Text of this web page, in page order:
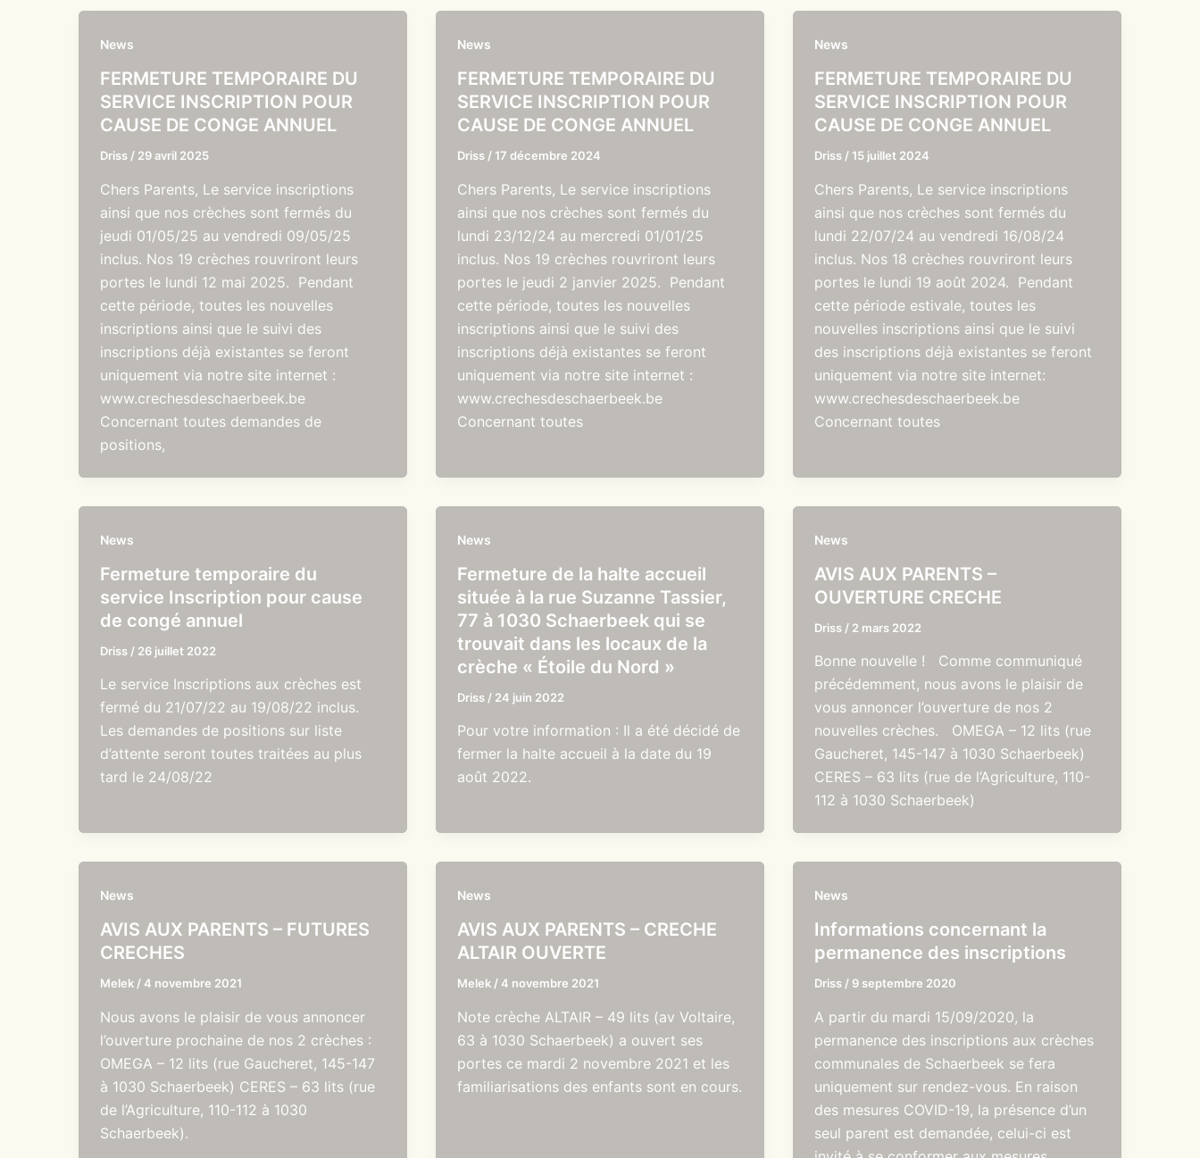
News
FERMETURE TEMPORAIRE DU
SERVICE INSCRIPTION POUR
CAUSE DE CONGE ANNUEL
Driss / 29 avril 2025
Chers Parents, Le service inscriptions
ainsi que nos crèches sont fermés du
jeudi 01/05/25 au vendredi 09/05/25
inclus. Nos 19 crèches rouvriront leurs
portes le lundi 12 mai 2025. Pendant
cette période, toutes les nouvelles
inscriptions ainsi que le suivi des
inscriptions déjà existantes se feront
uniquement via notre site internet :
www.crechesdeschaerbeek.be
Concernant toutes demandes de
positions,
News
FERMETURE TEMPORAIRE DU
SERVICE INSCRIPTION POUR
CAUSE DE CONGE ANNUEL
Driss / 17 décembre 2024
Chers Parents, Le service inscriptions
ainsi que nos crèches sont fermés du
lundi 23/12/24 au mercredi 01/01/25
inclus. Nos 19 crèches rouvriront leurs
portes le jeudi 2 janvier 2025. Pendant
cette période, toutes les nouvelles
inscriptions ainsi que le suivi des
inscriptions déjà existantes se feront
uniquement via notre site internet :
www.crechesdeschaerbeek.be
Concernant toutes
News
FERMETURE TEMPORAIRE DU
SERVICE INSCRIPTION POUR
CAUSE DE CONGE ANNUEL
Driss / 15 juillet 2024
Chers Parents, Le service inscriptions
ainsi que nos crèches sont fermés du
lundi 22/07/24 au vendredi 16/08/24
inclus. Nos 18 crèches rouvriront leurs
portes le lundi 19 août 2024. Pendant
cette période estivale, toutes les
nouvelles inscriptions ainsi que le suivi
des inscriptions déjà existantes se feront
uniquement via notre site internet:
www.crechesdeschaerbeek.be
Concernant toutes
News
Fermeture temporaire du
service Inscription pour cause
de congé annuel
Driss / 26 juillet 2022
Le service Inscriptions aux crèches est
fermé du 21/07/22 au 19/08/22 inclus.
Les demandes de positions sur liste
d’attente seront toutes traitées au plus
tard le 24/08/22
News
Fermeture de la halte accueil
située à la rue Suzanne Tassier,
77 à 1030 Schaerbeek qui se
trouvait dans les locaux de la
crèche « Étoile du Nord »
Driss / 24 juin 2022
Pour votre information : Il a été décidé de
fermer la halte accueil à la date du 19
août 2022.
News
AVIS AUX PARENTS –
OUVERTURE CRECHE
Driss / 2 mars 2022
Bonne nouvelle ! Comme communiqué
précédemment, nous avons le plaisir de
vous annoncer l’ouverture de nos 2
nouvelles crèches. OMEGA – 12 lits (rue
Gaucheret, 145-147 à 1030 Schaerbeek)
CERES – 63 lits (rue de l’Agriculture, 110-
112 à 1030 Schaerbeek)
News
AVIS AUX PARENTS – FUTURES
CRECHES
Melek /4 novembre 2021
Nous avons le plaisir de vous annoncer
l’ouverture prochaine de nos 2 crèches :
OMEGA – 12 lits (rue Gaucheret, 145-147
à 1030 Schaerbeek) CERES – 63 lits (rue
de l’Agriculture, 110-112 à 1030
Schaerbeek).
News
AVIS AUX PARENTS – CRECHE
ALTAIR OUVERTE
Melek /4 novembre 2021
Note crèche ALTAIR – 49 lits (av Voltaire,
63 à 1030 Schaerbeek) a ouvert ses
portes ce mardi 2 novembre 2021 et les
familiarisations des enfants sont en cours.
News
Informations concernant la
permanence des inscriptions
Driss / 9 septembre 2020
A partir du mardi 15/09/2020, la
permanence des inscriptions aux crèches
communales de Schaerbeek se fera
uniquement sur rendez-vous. En raison
des mesures COVID-19, la présence d’un
seul parent est demandée, celui-ci est